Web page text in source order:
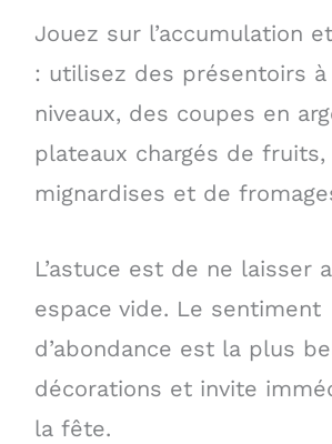
Jouez sur l’accumulation
: utilisez des présentoirs
niveaux, des coupes en
plateaux chargés de fruits,
mignardises et de
L’astuce est de ne laisser
espace vide. Le sentiment
d’abondance est la plus
décorations et invite
la fête.